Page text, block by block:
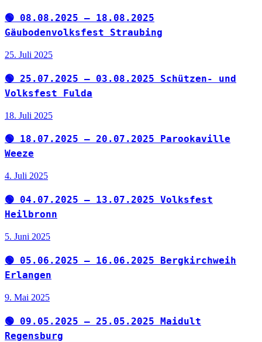
🟢 08.08.2025 – 18.08.2025
Gäubodenvolksfest Straubing
25. Juli 2025
🟢 25.07.2025 – 03.08.2025 Schützen- und
Volksfest Fulda
18. Juli 2025
🟢 18.07.2025 – 20.07.2025 Parookaville
Weeze
4. Juli 2025
🟢 04.07.2025 – 13.07.2025 Volksfest
Heilbronn
5. Juni 2025
🟢 05.06.2025 – 16.06.2025 Bergkirchweih
Erlangen
9. Mai 2025
🟢 09.05.2025 – 25.05.2025 Maidult
Regensburg